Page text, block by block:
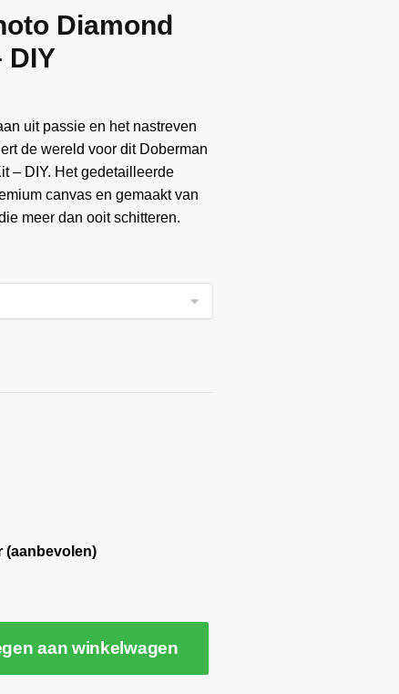
Diamond
DIY
​​uit passie en het nastreven
de wereld voor dit Doberman
– DIY. Het gedetailleerde
canvas en gemaakt van
meer dan ooit schitteren.
(aanbevolen)
aan winkelwagen